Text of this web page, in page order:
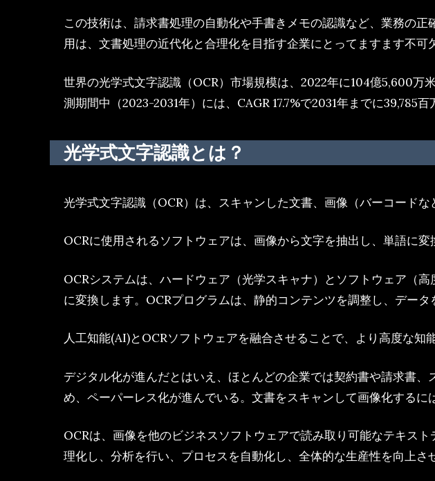
この技術は、請求書処理の自動化や手書きメモの認識など、業務の
用は、文書処理の近代化と合理化を目指す企業にとってますます不可
世界の光学式文字認識（OCR）市場規模は、2022年に104億5,600万
測期間中（2023-2031年）には、CAGR 17.7%で2031年までに39,785
光学式文字認識とは？
光学式文字認識（OCR）は、スキャンした文書、画像（バーコード
OCRに使用されるソフトウェアは、画像から文字を抽出し、単語に
OCRシステムは、ハードウェア（光学スキャナ）とソフトウェア（
に変換します。OCRプログラムは、静的コンテンツを調整し、データ
人工知能(AI)とOCRソフトウェアを融合させることで、より高度な知
デジタル化が進んだとはいえ、ほとんどの企業では契約書や請求書
め、ペーパーレス化が進んでいる。文書をスキャンして画像化するに
OCRは、画像を他のビジネスソフトウェアで読み取り可能なテキス
理化し、分析を行い、プロセスを自動化し、全体的な生産性を向上さ